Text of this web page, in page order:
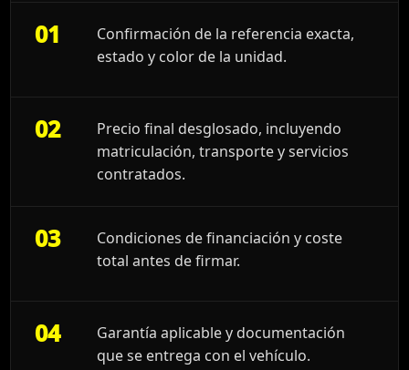
01
Confirmación de la referencia exacta,
estado y color de la unidad.
02
Precio final desglosado, incluyendo
matriculación, transporte y servicios
contratados.
03
Condiciones de financiación y coste
total antes de firmar.
04
Garantía aplicable y documentación
que se entrega con el vehículo.